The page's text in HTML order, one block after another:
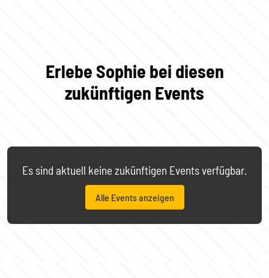
Erlebe Sophie bei diesen
zukünftigen Events
Es sind aktuell keine zukünftigen Events verfügbar.
Alle Events anzeigen